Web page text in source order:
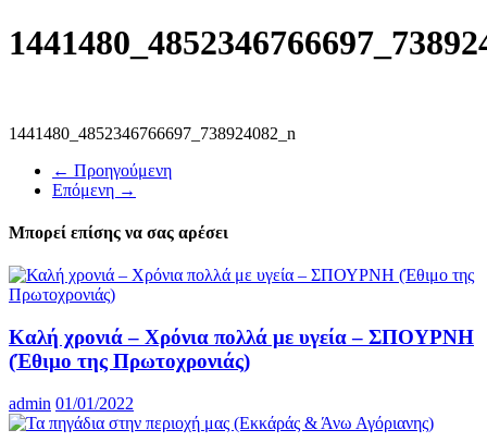
1441480_4852346766697_738924082_n
← Προηγούμενη
Επόμενη →
Μπορεί επίσης να σας αρέσει
Καλή χρονιά – Χρόνια πολλά με υγεία – ΣΠΟΥΡΝΗ
(Έθιμο της Πρωτοχρονιάς)
admin 01/01/2022